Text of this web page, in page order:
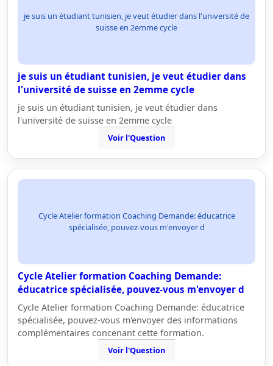
je suis un étudiant tunisien, je veut étudier dans l'université de
suisse en 2emme cycle
je suis un étudiant tunisien, je veut étudier dans
l'université de suisse en 2emme cycle
je suis un étudiant tunisien, je veut étudier dans
l'université de suisse en 2emme cycle
Voir l'Question
Cycle Atelier formation Coaching Demande: éducatrice
spécialisée, pouvez-vous m'envoyer d
Cycle Atelier formation Coaching Demande:
éducatrice spécialisée, pouvez-vous m'envoyer d
Cycle Atelier formation Coaching Demande: éducatrice
spécialisée, pouvez-vous m'envoyer des informations
complémentaires concenant cette formation.
Voir l'Question